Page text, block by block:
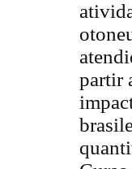
partir